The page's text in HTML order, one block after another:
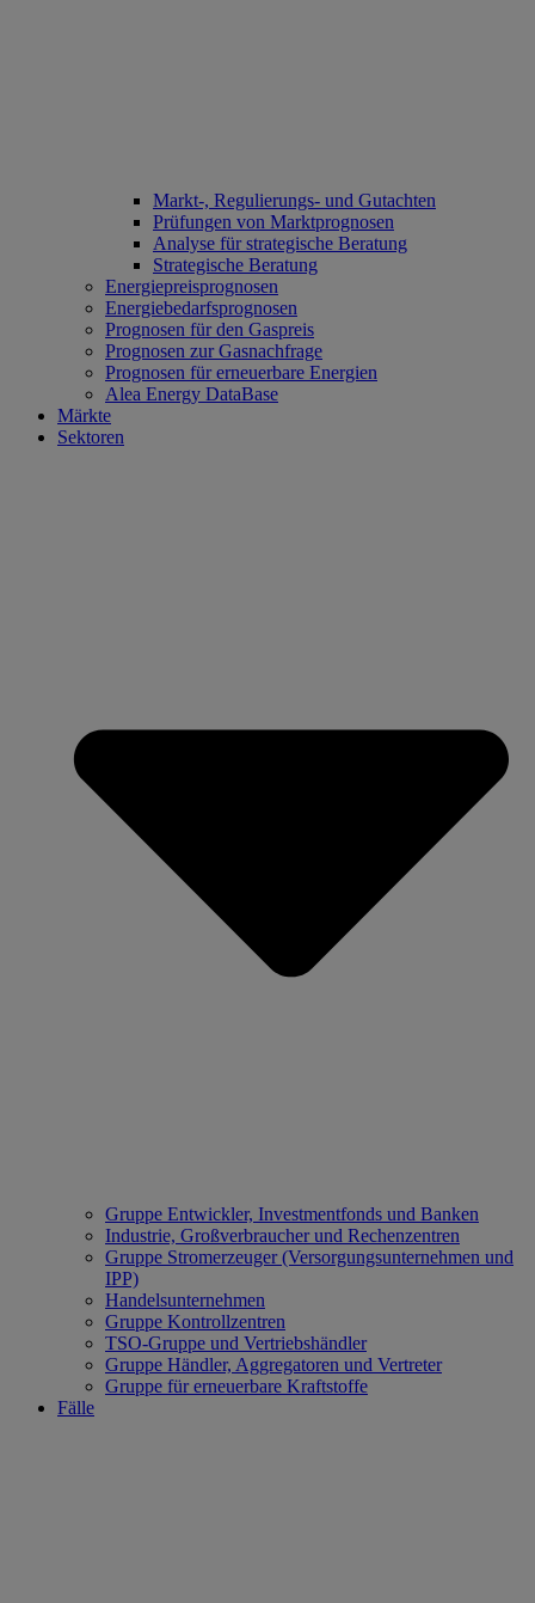
Markt-, Regulierungs- und Gutachten
Prüfungen von Marktprognosen
Analyse für strategische Beratung
Strategische Beratung
Energiepreisprognosen
Energiebedarfsprognosen
Prognosen für den Gaspreis
Prognosen zur Gasnachfrage
Prognosen für erneuerbare Energien
Alea Energy DataBase
Märkte
Sektoren
Gruppe Entwickler, Investmentfonds und Banken
Industrie, Großverbraucher und Rechenzentren
Gruppe Stromerzeuger (Versorgungsunternehmen und
IPP)
Handelsunternehmen
Gruppe Kontrollzentren
TSO-Gruppe und Vertriebshändler
Gruppe Händler, Aggregatoren und Vertreter
Gruppe für erneuerbare Kraftstoffe
Fälle